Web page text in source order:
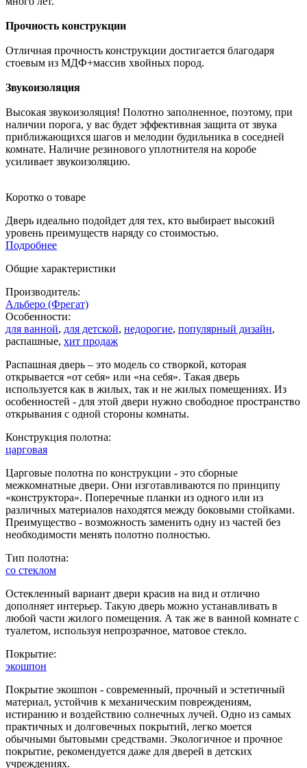
Прочность конструкции
Отличная прочность конструкции достигается благодаря
стоевым из МДФ+массив хвойных пород.
Звукоизоляция
Высокая звукоизоляция! Полотно заполненное, поэтому, при
наличии порога, у вас будет эффективная защита от звука
приближающихся шагов и мелодии будильника в соседней
комнате. Наличие резинового уплотнителя на коробе
усиливает звукоизоляцию.
Коротко о товаре
Дверь идеально подойдет для тех, кто выбирает высокий
уровень преимуществ наряду со стоимостью.
Подробнее
Общие характеристики
Производитель:
Альберо (Фрегат)
Особенности:
для ванной, для детской, недорогие, популярный дизайн,
распашные, хит продаж
Распашная дверь – это модель со створкой, которая
открывается «от себя» или «на себя». Такая дверь
используется как в жилых, так и не жилых помещениях. Из
особенностей - для этой двери нужно свободное пространство
открывания с одной стороны комнаты.
Конструкция полотна:
царговая
Царговые полотна по конструкции - это сборные
межкомнатные двери. Они изготавливаются по принципу
«конструктора». Поперечные планки из одного или из
различных материалов находятся между боковыми стойками.
Преимущество - возможность заменить одну из частей без
необходимости менять полотно полностью.
Тип полотна:
со стеклом
Остекленный вариант двери красив на вид и отлично
дополняет интерьер. Такую дверь можно устанавливать в
любой части жилого помещения. А так же в ванной комнате с
туалетом, используя непрозрачное, матовое стекло.
Покрытие:
экошпон
Покрытие экошпон - современный, прочный и эстетичный
материал, устойчив к механическим повреждениям,
истиранию и воздействию солнечных лучей. Одно из самых
практичных и долговечных покрытий, легко моется
обычными бытовыми средствами. Экологичное и прочное
покрытие, рекомендуется даже для дверей в детских
учреждениях.